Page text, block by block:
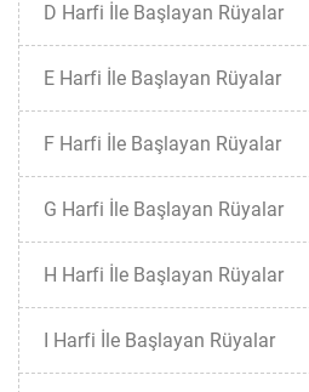
D Harfi İle Başlayan Rüyalar
E Harfi İle Başlayan Rüyalar
F Harfi İle Başlayan Rüyalar
G Harfi İle Başlayan Rüyalar
H Harfi İle Başlayan Rüyalar
I Harfi İle Başlayan Rüyalar